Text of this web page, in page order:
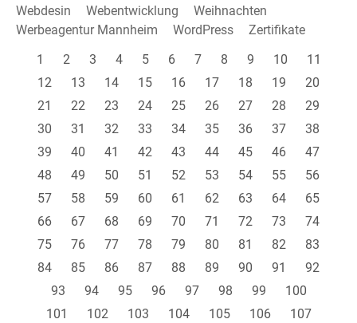
Webdesin
Webentwicklung
Weihnachten
Werbeagentur Mannheim
WordPress
Zertifikate
1
2 3 4 5 6 7 8 9 10
11
12
13 14 15 16 17 18 19
20
21
22 23 24 25 26 27 28
29
30
31 32 33 34 35 36 37
38
39
40 41 42 43 44 45 46
47
48
49 50 51 52 53 54 55
56
57
58 59 60 61 62 63 64
65
66
67 68 69 70 71 72 73
74
75
76 77 78 79 80 81 82
83
84
85 86 87 88 89 90 91
92
93
94 95 96 97 98 99
100
101
102 103 104 105 106
107